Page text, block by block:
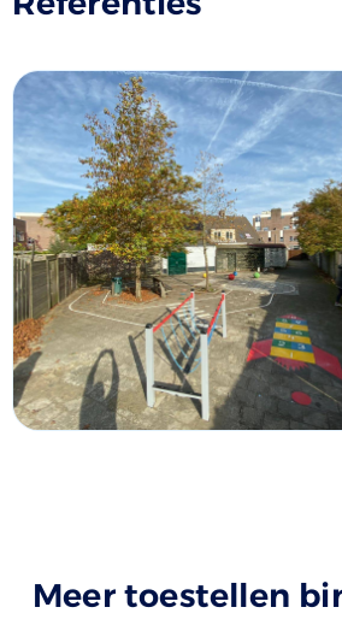
Meer toestellen